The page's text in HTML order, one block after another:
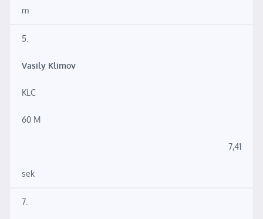
m
5.
Vasily Klimov
KLC
60 M
7,41
sek
7.